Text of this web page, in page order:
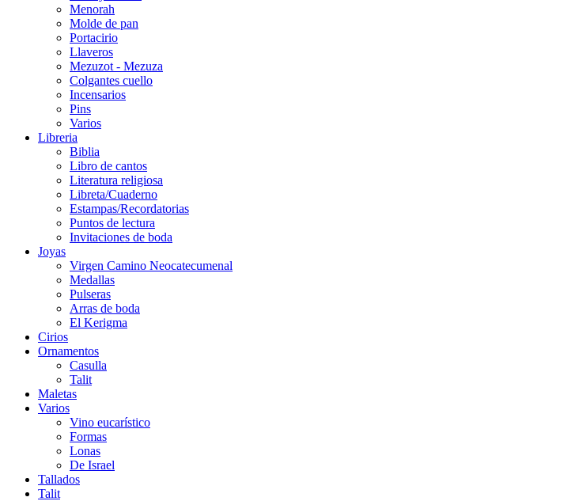
Menorah
Molde de pan
Portacirio
Llaveros
Mezuzot - Mezuza
Colgantes cuello
Incensarios
Pins
Varios
Libreria
Biblia
Libro de cantos
Literatura religiosa
Libreta/Cuaderno
Estampas/Recordatorias
Puntos de lectura
Invitaciones de boda
Joyas
Virgen Camino Neocatecumenal
Medallas
Pulseras
Arras de boda
El Kerigma
Cirios
Ornamentos
Casulla
Talit
Maletas
Varios
Vino eucarístico
Formas
Lonas
De Israel
Tallados
Talit